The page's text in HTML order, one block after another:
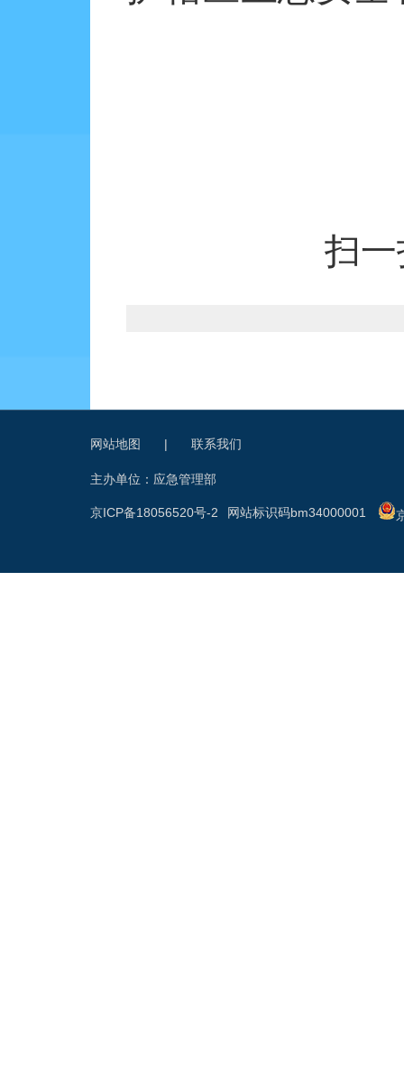
扫
网站地图 | 联系我们
主办单位：应急管理部
网站标识码bm34000001
京ICP备18056520号-2